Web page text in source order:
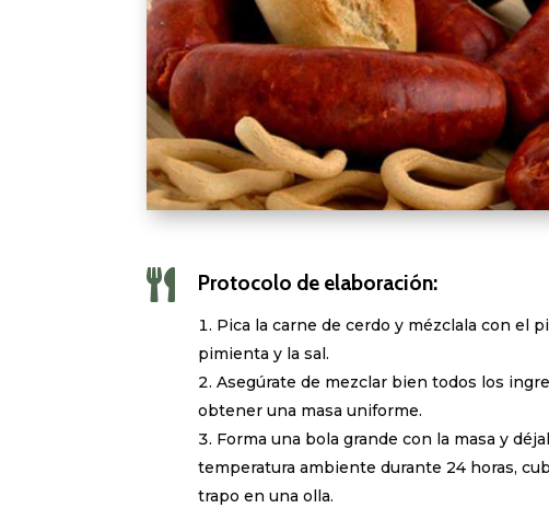
 Protocolo de elaboración:
Pica la carne de cerdo y mézclala con el
pimienta y la sal.
Asegúrate de mezclar bien todos los
obtener una masa uniforme.
Forma una bola grande con la masa y
temperatura ambiente durante 24 horas,
trapo en una olla.